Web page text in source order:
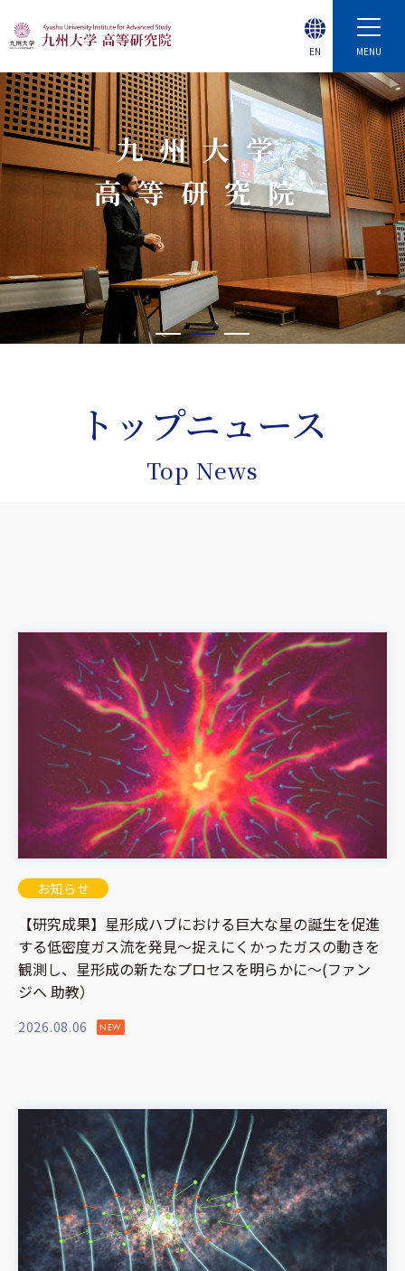
MENU
EN
1 2 3
九州大学
高等研究院
トップニュース
Top News
お知らせ
【研究成果】星形成ハブにおける巨大な星の誕生を促進
する低密度ガス流を発見～捉えにくかったガスの動きを
観測し、星形成の新たなプロセスを明らかに～(ファン
ジヘ 助教）
2026.08.06 NEW